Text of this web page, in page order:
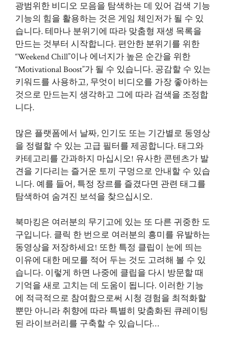
광범위한 비디오 모음을 탐색하는 데 있어 검색 기능
기능의 힘을 활용하는 것은 게임 체인저가 될 수 있
습니다. 테마나 분위기에 따라 맞춤형 재생 목록을
만드는 것부터 시작합니다. 편안한 분위기를 위한
“Weekend Chill”이나 에너지가 높은 순간을 위한
“Motivational Boost”가 될 수 있습니다. 공감할 수 있는
키워드를 사용하고, 무엇이 비디오를 가장 좋아하는
것으로 만드는지 생각하고 그에 따라 검색을 조정합
니다.
많은 플랫폼에서 날짜, 인기도 또는 기간별로 동영상
을 정렬할 수 있는 고급 필터를 제공합니다. 태그와
카테고리를 간과하지 마십시오! 유사한 콘텐츠가 발
견을 기다리는 즐거운 토끼 구멍으로 안내할 수 있습
니다. 예를 들어, 특정 장르를 즐겼다면 관련 태그를
탐색하여 숨겨진 보석을 찾으십시오.
북마킹은 여러분의 무기고에 있는 또 다른 귀중한 도
구입니다. 클릭 한 번으로 여러분의 흥미를 유발하는
동영상을 저장하세요! 또한 특정 클립이 눈에 띄는
이유에 대한 메모를 적어 두는 것도 고려해 볼 수 있
습니다. 이렇게 하면 나중에 클립을 다시 방문할 때
기억을 새로 고치는 데 도움이 됩니다. 이러한 기능
에 적극적으로 참여함으로써 시청 경험을 최적화할
뿐만 아니라 취향에 따라 특별히 맞춤화된 큐레이팅
된 라이브러리를 구축할 수 있습니다…